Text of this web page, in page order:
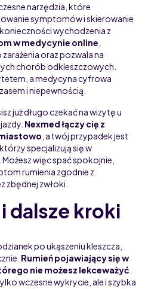
narzędzia, które
symptomów i skierowanie
wychodzenia z
w medycynie online
oraz pozwala na
chorób odkleszczowych.
a medycyna cyfrowa
i niepewnością.
już długo czekać na wizytę u
Nexmed łączy cię z
, a twój przypadek jest
specjalizują się w
więc spać spokojnie,
rumienia zgodnie z
zbędnej zwłoki.
dalsze kroki
po ukąszeniu kleszcza,
Rumień pojawiający się w
nie możesz lekceważyć
wczesne wykrycie, ale i szybka